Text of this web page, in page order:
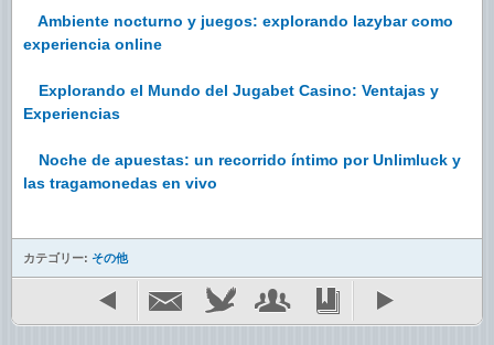
Ambiente nocturno y juegos: explorando lazybar como
experiencia online
Explorando el Mundo del Jugabet Casino: Ventajas y
Experiencias
Noche de apuestas: un recorrido íntimo por Unlimluck y
las tragamonedas en vivo
カテゴリー: その他